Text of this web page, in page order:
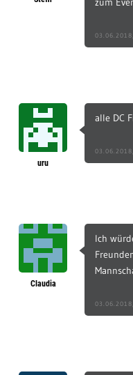
uru
alle DC
Claudia
Ich